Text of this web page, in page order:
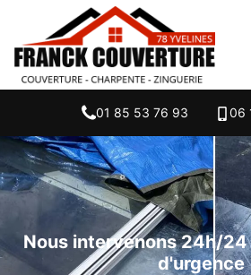
01 85 53 76 93 06
Nous intervenons 24h/
d'urgence